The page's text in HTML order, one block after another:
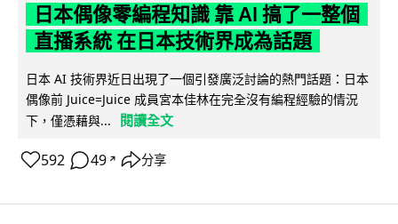
日本偶像零編程知識 靠 AI 搞了一整個
直播系統 在日本技術界成為話題
日本 AI 技術界近日出現了一個引發廣泛討論的熱門話題：日本
偶像前 Juice=Juice 成員宮本佳林在完全沒有編程經驗的情況
下，僅憑藉與...
閱讀全文
592 49 ↗ 分享